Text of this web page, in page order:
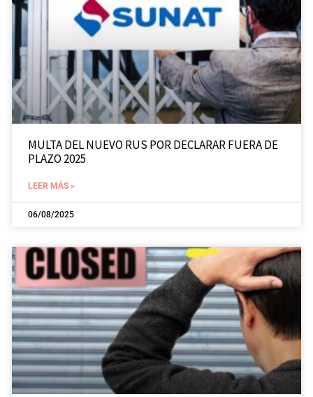
MULTA DEL NUEVO RUS POR DECLARAR FUERA DE
PLAZO 2025
LEER MÁS »
06/08/2025